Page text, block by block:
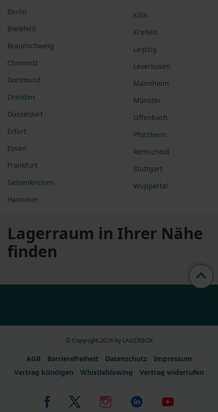
Berlin
Bielefeld
Braunschweig
Chemnitz
Dortmund
Dresden
Düsseldorf
Erfurt
Essen
Frankfurt
Gelsenkirchen
Hannover
Köln
Krefeld
Leipzig
Leverkusen
Mannheim
Münster
Offenbach
Pforzheim
Remscheid
Stuttgart
Wuppertal
Lagerraum in Ihrer Nähe
finden
© Copyright 2026 by LAGERBOX
AGB Barrierefreiheit Datenschutz
Impressum
Vertrag kündigen
Whistleblowing Vertrag widerrufen